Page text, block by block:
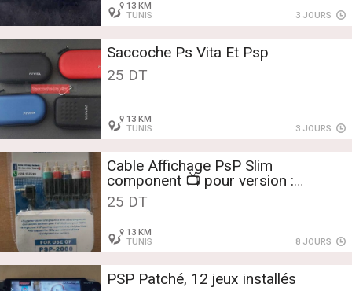
13 KM
TUNIS
3 JOURS
Saccoche Ps Vita Et Psp
25 DT
13 KM
TUNIS
3 JOURS
Cable Affichage PsP Slim
component 📺 pour version :
2000/3000
25 DT
13 KM
TUNIS
8 JOURS
PSP Patché, 12 jeux installés